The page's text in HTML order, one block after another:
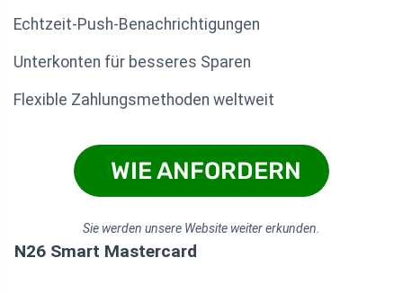
Echtzeit-Push-Benachrichtigungen
Unterkonten für besseres Sparen
Flexible Zahlungsmethoden weltweit
WIE ANFORDERN
Sie werden unsere Website weiter erkunden.
N26 Smart Mastercard